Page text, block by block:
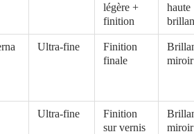
légère +
finition
haute
Ultra-fine
Finition
finale
miroir
Ultra-fine
Finition
sur vernis
miroir